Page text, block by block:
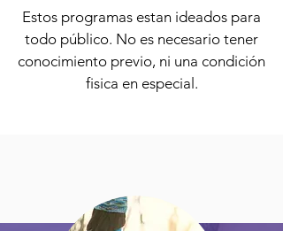
Estos programas estan ideados para
todo público. No es necesario tener
conocimiento previo, ni una condición
fisica en especial.​